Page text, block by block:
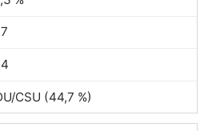
CSU (44,7 %)